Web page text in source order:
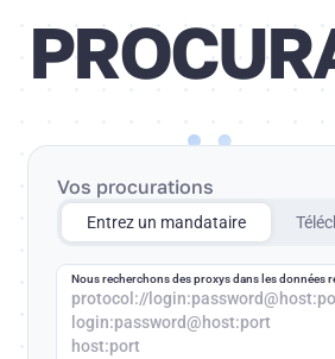
Vos procurations
Entrez un mandataire
Nous recherchons des proxys dans les données
protocol://
login:password@host:port
host:port